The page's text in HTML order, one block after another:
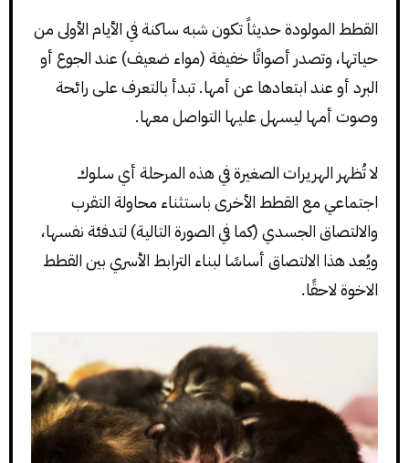
القطط المولودة حديثاً تكون شبه ساكنة في الأيام الأولى من
حياتها، وتصدر أصواتًا خفيفة (مواء ضعيف) عند الجوع أو
البرد أو عند ابتعادها عن أمها. تبدأ بالتعرف على رائحة
وصوت أمها ليسهل عليها التواصل معها.
لا تُظهر الهريرات الصغيرة في هذه المرحلة أي سلوك
اجتماعي مع القطط الأخرى باستثناء محاولة التقرب
والالتصاق الجسدي (كما في الصورة التالية) لتدفئة نفسها،
ويُعد هذا الالتصاق أساسًا لبناء الترابط الأسري بين القطط
الاخوة لاحقًا.